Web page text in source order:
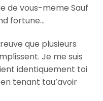
de vous-meme Sauf
fortune…
que plusieurs
Je me suis
identiquement toi
tenant tau’avoir